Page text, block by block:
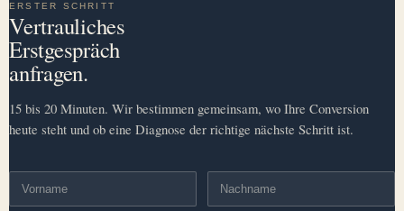
ERSTER SCHRITT
Vertrauliches
Erstgespräch
anfragen.
15 bis 20 Minuten. Wir bestimmen gemeinsam, wo Ihre Conversion
heute steht und ob eine Diagnose der richtige nächste Schritt ist.